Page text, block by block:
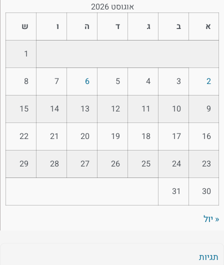
אוגוסט 2026
א
ב ד ה ש
2
3
4
5
6
7
8
9
10
11
12
13
14
15
16
17
18
19
20
21
22
23
24
25
26
27
28
29
30
31
« יול
תגיות